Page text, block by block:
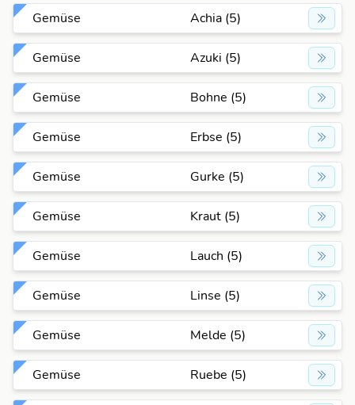
Gemüse Achia (5)
Gemüse Azuki (5)
Gemüse Bohne (5)
Gemüse Erbse (5)
Gemüse Gurke (5)
Gemüse Kraut (5)
Gemüse Lauch (5)
Gemüse Linse (5)
Gemüse Melde (5)
Gemüse Ruebe (5)